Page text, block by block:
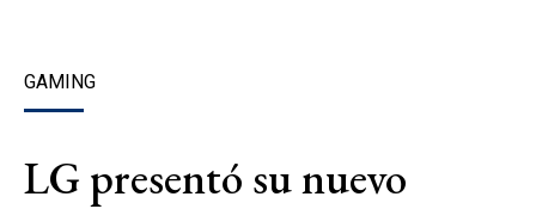
GAMING
LG presentó su nuevo